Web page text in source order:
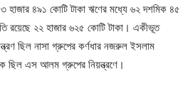
হাজার ৪৯১ কোটি টাকা ঋণের মধ্যে ৬২ দশমিক ৪৫
রয়েছে ২২ হাজার ৬২৫ কোটি টাকা। একীভূত
ছিল নাসা গ্রুপের কর্ণধার নজরুল ইসলাম
ছিল এস আলম গ্রুপের নিয়ন্ত্রণে।